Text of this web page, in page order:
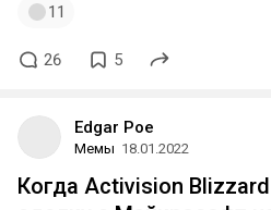
11
26 5
Edgar Poe
Мемы 18.01.2022
Когда Activision